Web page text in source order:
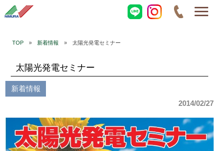
TOP» 新着情報 » 太陽光発電セミナー
太陽光発電セミナー
新着情報
2014/02/27